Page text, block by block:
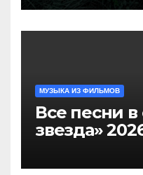
МУЗЫКА ИЗ ФИЛЬМОВ
Все песни
звезда»
саундтрек